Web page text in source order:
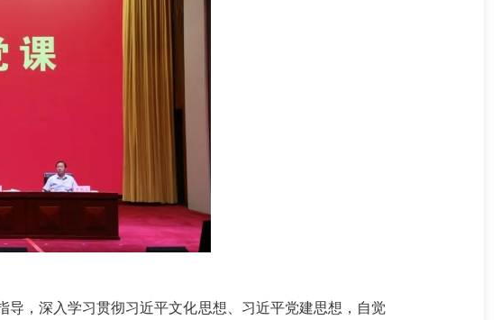
，深入学习贯彻习近平文化思想、习近平党建思想，自觉